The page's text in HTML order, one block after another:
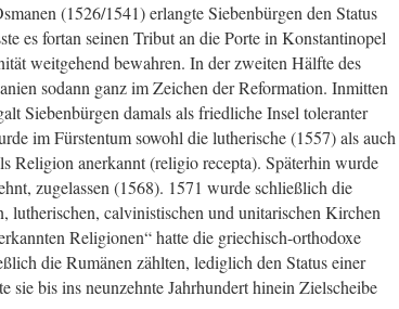
(1526/1541) erlangte Siebenbürgen den Status
es fortan seinen Tribut an die Porte in Konstantinopel
weitgehend bewahren. In der zweiten Hälfte des
sodann ganz im Zeichen der Reformation. Inmitten
Siebenbürgen damals als friedliche Insel toleranter
im Fürstentum sowohl die lutherische (1557) als auch
Religion anerkannt (religio recepta). Späterhin wurde
zugelassen (1568). 1571 wurde schließlich die
lutherischen, calvinistischen und unitarischen Kirchen
Religionen“ hatte die griechisch-orthodoxe
die Rumänen zählten, lediglich den Status einer
sie bis ins neunzehnte Jahrhundert hinein Zielscheibe